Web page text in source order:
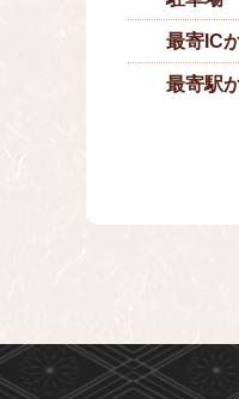
最寄IC
最寄駅